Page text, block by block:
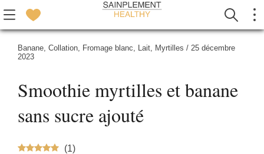
Banane, Collation, Fromage blanc, Lait, Myrtilles / 25 décembre
2023
Smoothie myrtilles et banane
sans sucre ajouté
(1)